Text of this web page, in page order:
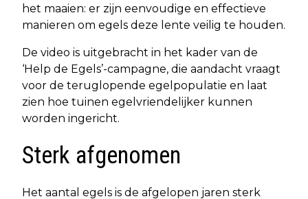
het maaien: er zijn eenvoudige en effectieve
manieren om egels deze lente veilig te houden.
De video is uitgebracht in het kader van de
‘Help de Egels’-campagne, die aandacht vraagt
voor de teruglopende egelpopulatie en laat
zien hoe tuinen egelvriendelijker kunnen
worden ingericht.
Sterk afgenomen
Het aantal egels is de afgelopen jaren sterk